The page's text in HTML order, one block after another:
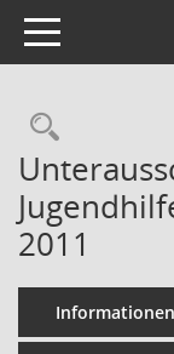
Toggle navigation
2011
Informationen